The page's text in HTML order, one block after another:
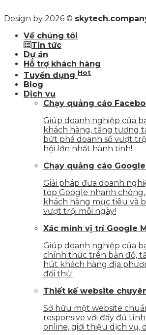
Design by 2026 ©
Về chúng tôi
Tin tức
Dự án
Hỗ trợ khách hàng
Tuyển dụng Hot
Blog
Dịch vụ
Chạy quảng cáo
Giúp doanh nghiệp của
khách hàng, tăng tương
bứt phá doanh số vượt
hội lớn nhất hành tinh!
Chạy quảng cáo
Giải pháp đưa doanh
top Google nhanh
khách hàng mục tiêu và
vượt trội mỗi ngày!
Xác minh vị trí Google
Giúp doanh nghiệp của
chính thức trên bản đồ,
hút khách hàng địa
đối thủ!
Thiết kế website
Sở hữu một website
responsive với đầy đủ
online, giới thiệu dịch vụ,